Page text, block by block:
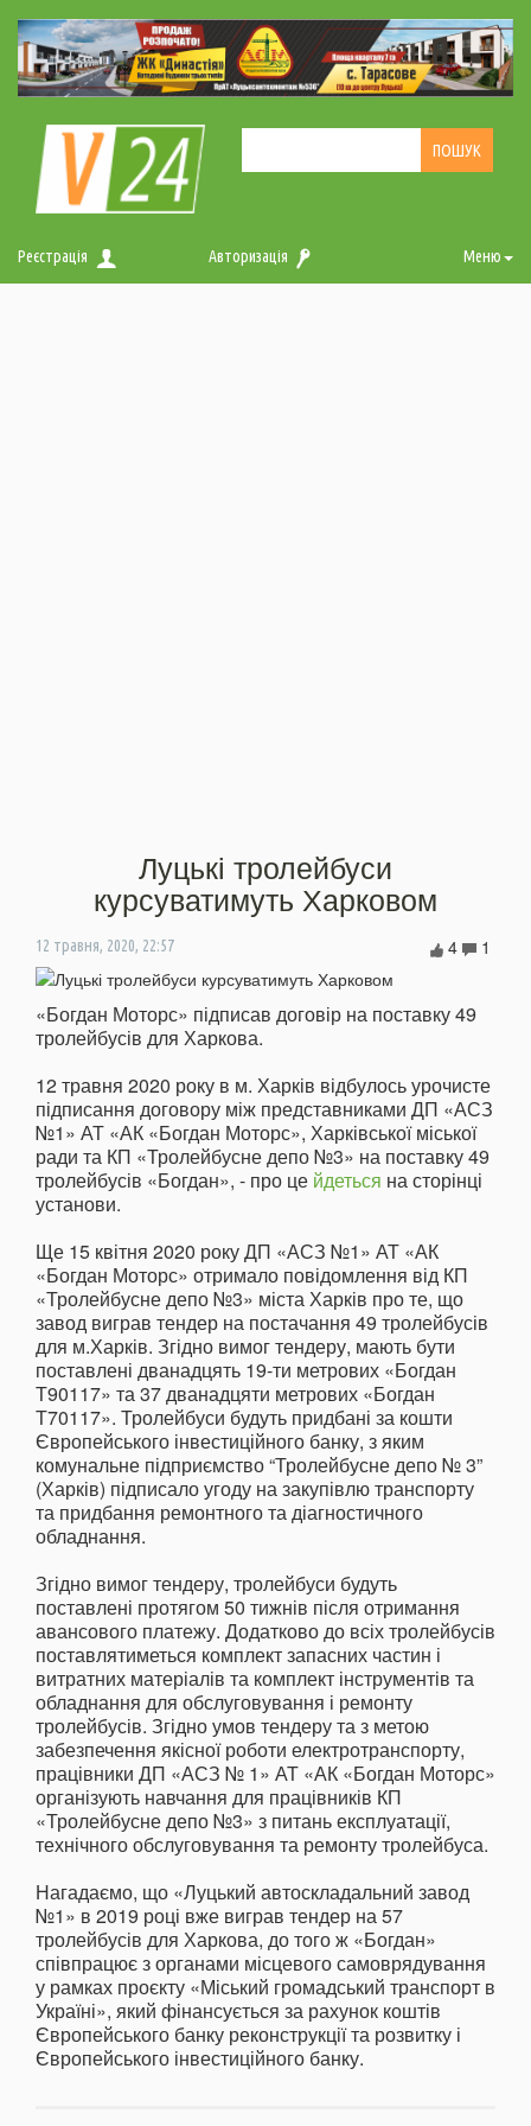
Реєстрація Авторизація Меню
Луцькі тролейбуси
курсуватимуть Харковом
12 травня, 2020, 22:57 1
4
«Богдан Моторс» підписав договір на поставку 49
тролейбусів для Харкова.
12 травня 2020 року в м. Харків відбулось урочисте
підписання договору між представниками ДП «АСЗ
№1» АТ «АК «Богдан Моторс», Харківської міської
ради та КП «Тролейбусне депо №3» на поставку 49
тролейбусів «Богдан», - про це йдеться на сторінці
установи.
Ще 15 квітня 2020 року ДП «АСЗ №1» АТ «АК
«Богдан Моторс» отримало повідомлення від КП
«Тролейбусне депо №3» міста Харків про те, що
завод виграв тендер на постачання 49 тролейбусів
для м.Харків. Згідно вимог тендеру, мають бути
поставлені дванадцять 19-ти метрових «Богдан
Т90117» та 37 дванадцяти метрових «Богдан
Т70117». Тролейбуси будуть придбані за кошти
Європейського інвестиційного банку, з яким
комунальне підприємство “Тролейбусне депо № 3”
(Харків) підписало угоду на закупівлю транспорту
та придбання ремонтного та діагностичного
обладнання.
Згідно вимог тендеру, тролейбуси будуть
поставлені протягом 50 тижнів після отримання
авансового платежу. Додатково до всіх тролейбусів
поставлятиметься комплект запасних частин і
витратних матеріалів та комплект інструментів та
обладнання для обслуговування і ремонту
тролейбусів. Згідно умов тендеру та з метою
забезпечення якісної роботи електротранспорту,
працівники ДП «АСЗ № 1» АТ «АК «Богдан Моторс»
організують навчання для працівників КП
«Тролейбусне депо №3» з питань експлуатації,
технічного обслуговування та ремонту тролейбуса.
Нагадаємо, що «Луцький автоскладальний завод
№1» в 2019 році вже виграв тендер на 57
тролейбусів для Харкова, до того ж «Богдан»
співпрацює з органами місцевого самоврядування
у рамках проєкту «Міський громадський транспорт в
Україні», який фінансується за рахунок коштів
Європейського банку реконструкції та розвитку і
Європейського інвестиційного банку.